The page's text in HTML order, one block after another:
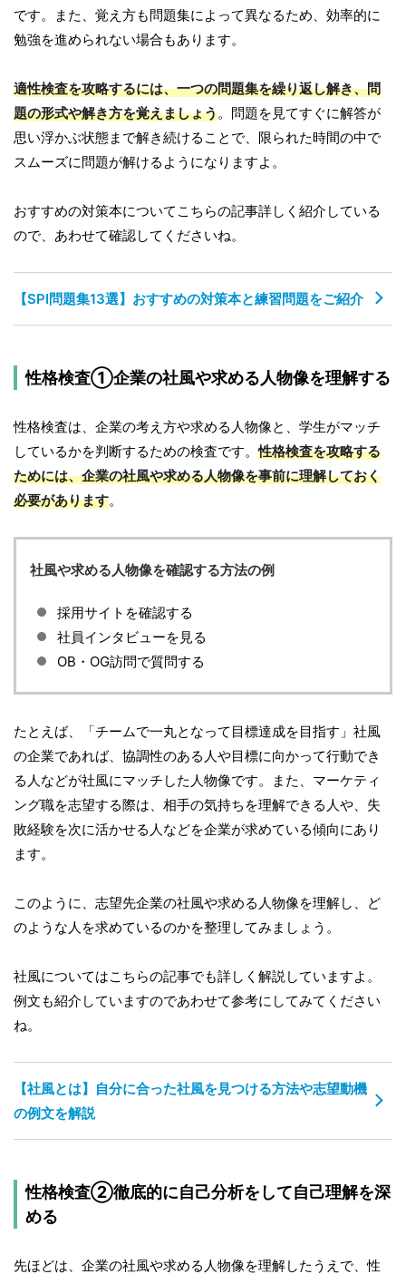
です。また、覚え方も問題集によって異なるため、効率的に
勉強を進められない場合もあります。
適性検査を攻略するには、一つの問題集を繰り返し解き、問
題の形式や解き方を覚えましょう。問題を見てすぐに解答が
思い浮かぶ状態まで解き続けることで、限られた時間の中で
スムーズに問題が解けるようになりますよ。
おすすめの対策本についてこちらの記事詳しく紹介している
ので、あわせて確認してくださいね。
【SPI問題集13選】おすすめの対策本と練習問題をご紹介
性格検査①企業の社風や求める人物像を理解する
性格検査は、企業の考え方や求める人物像と、学生がマッチ
しているかを判断するための検査です。性格検査を攻略する
ためには、企業の社風や求める人物像を事前に理解しておく
必要があります。
社風や求める人物像を確認する方法の例
採用サイトを確認する
社員インタビューを見る
OB・OG訪問で質問する
たとえば、「チームで一丸となって目標達成を目指す」社風
の企業であれば、協調性のある人や目標に向かって行動でき
る人などが社風にマッチした人物像です。また、マーケティ
ング職を志望する際は、相手の気持ちを理解できる人や、失
敗経験を次に活かせる人などを企業が求めている傾向にあり
ます。
このように、志望先企業の社風や求める人物像を理解し、ど
のような人を求めているのかを整理してみましょう。
社風についてはこちらの記事でも詳しく解説していますよ。
例文も紹介していますのであわせて参考にしてみてください
ね。
【社風とは】自分に合った社風を見つける方法や志望動機
の例文を解説
性格検査②徹底的に自己分析をして自己理解を深
める
先ほどは、企業の社風や求める人物像を理解したうえで、性